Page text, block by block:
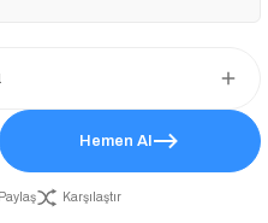
Hemen Al
Paylaş Karşılaştır